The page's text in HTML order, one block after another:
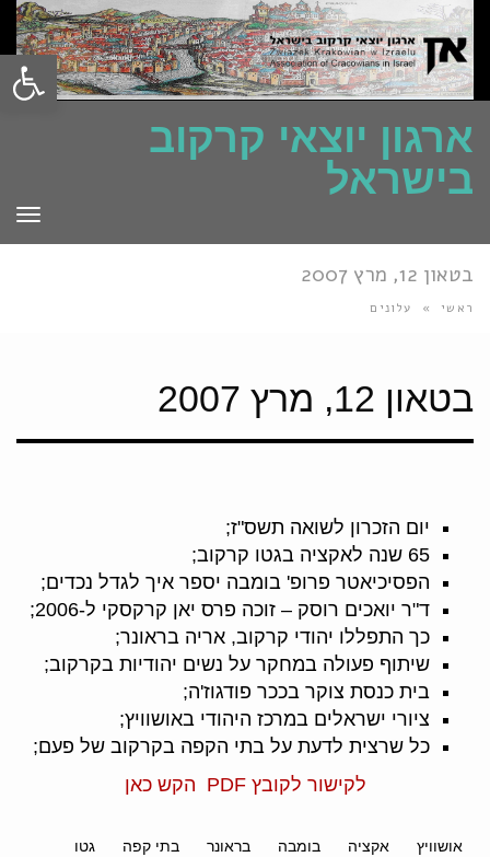
פתח
ארגון יוצאי קרקוב
בישראל
בטאון 12, מרץ 2007
ראשי » עלונים
בטאון 12, מרץ 2007
יום הזכרון לשואה תשס"ז;
65 שנה לאקציה בגטו קרקוב;
הפסיכיאטר פרופ' בומבה יספר איך לגדל נכדים;
ד"ר יואכים רוסק – זוכה פרס יאן קרקסקי ל-2006;
כך התפללו יהודי קרקוב, אריה בראונר;
שיתוף פעולה במחקר על נשים יהודיות בקרקוב;
בית כנסת צוקר בככר פודגוז'ה;
ציורי ישראלים במרכז היהודי באושוויץ;
כל שרצית לדעת על בתי הקפה בקרקוב של פעם;
לקישור לקובץ PDF הקש כאן
אושוויץ אקציה בומבה בראונר בתי קפה
גטו